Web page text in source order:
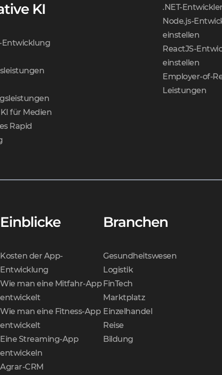
KI
für Medien
Rapid
.NET-
Node.js-
einstellen
ReactJS-
einstellen
Employer-of-
Leistungen
Einblicke
Kosten der App-
Entwicklung
Wie man eine Mitfahr-App
entwickelt
Wie man eine Fitness-App
entwickelt
Eine Streaming-App
entwickeln
Agrar-CRM
Branchen
Gesundheitswesen
Logistik
FinTech
Marktplatz
Einzelhandel
Reise
Bildung